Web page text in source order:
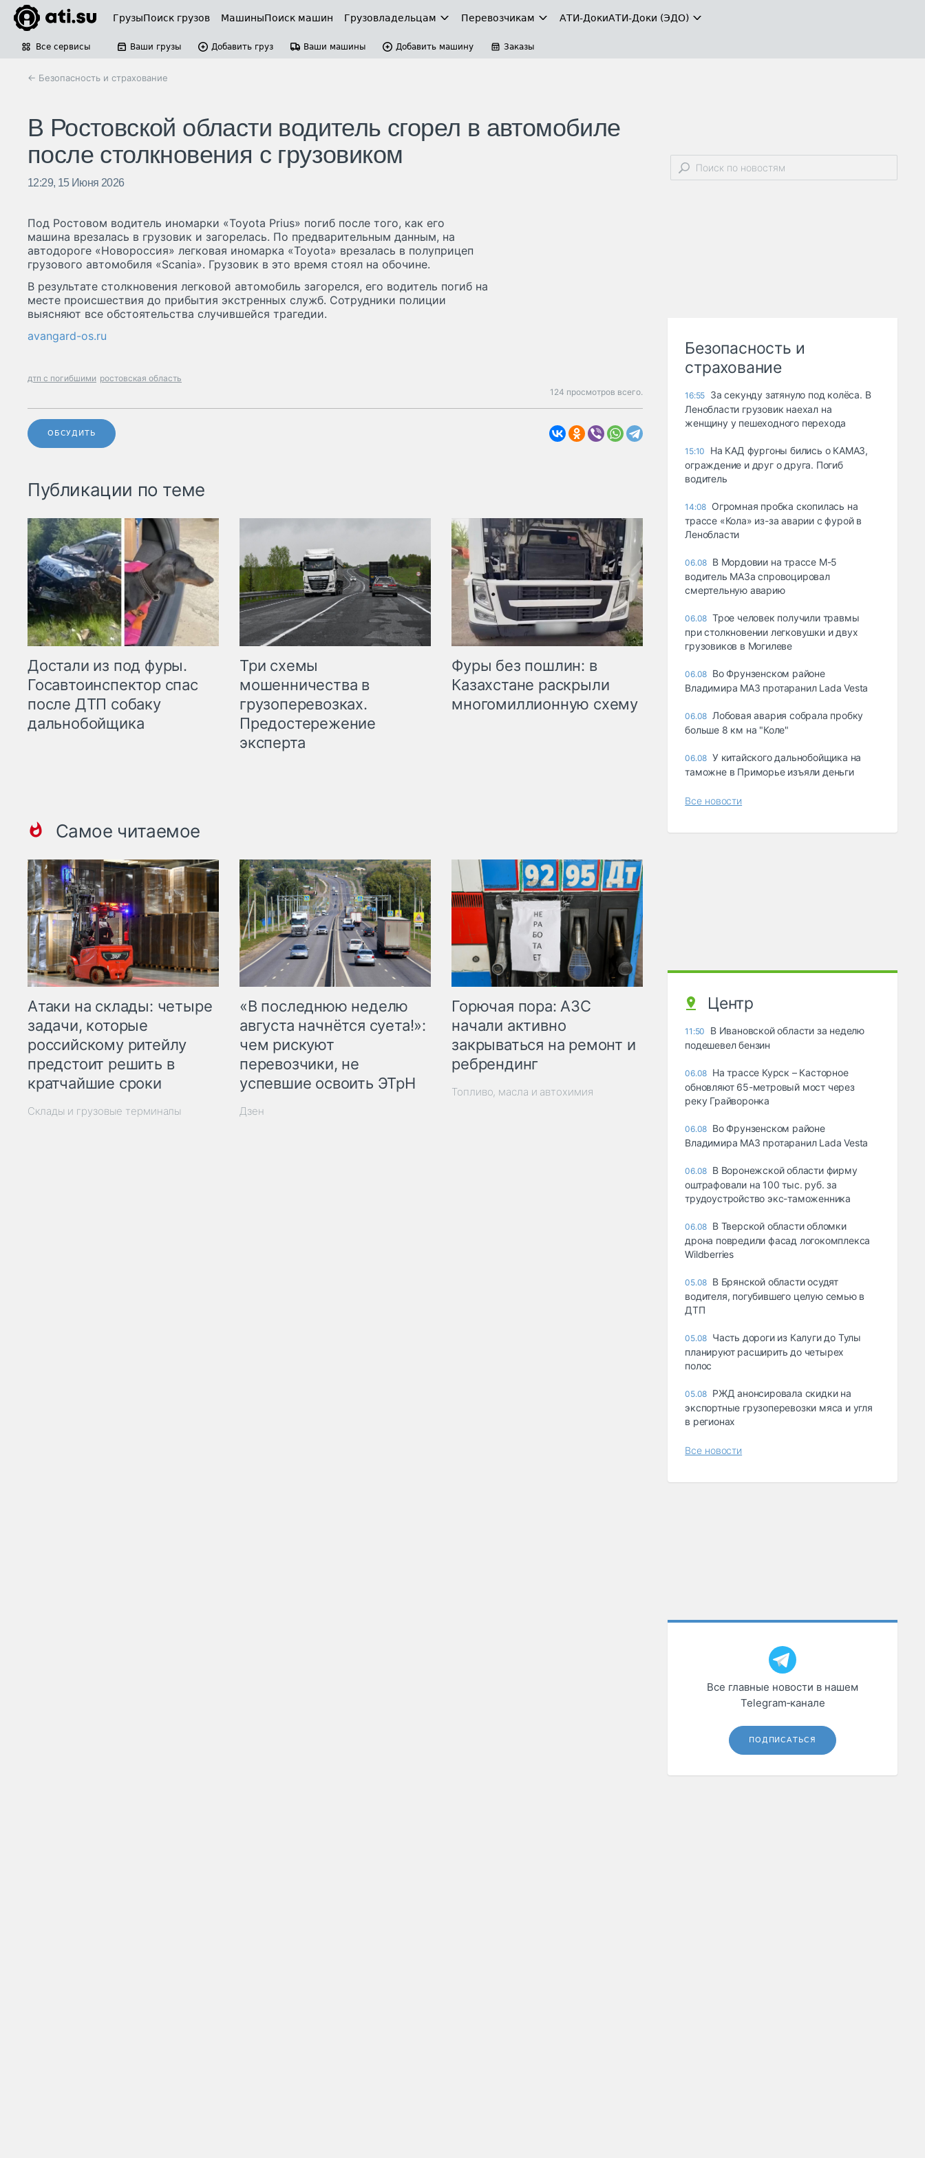
ГрузыПоиск грузов МашиныПоиск машин Грузовладельцам Перевозчикам АТИ-ДокиАТИ-Доки (ЭДО)
Все сервисы Ваши грузы Добавить груз Ваши машины Добавить машину Заказы
← Безопасность и страхование
В Ростовской области водитель сгорел в автомобиле
после столкновения с грузовиком
12:29, 15 Июня 2026
Под Ростовом водитель иномарки «Toyota Prius» погиб после того, как его
машина врезалась в грузовик и загорелась. По предварительным данным, на
автодороге «Новороссия» легковая иномарка «Toyota» врезалась в полуприцеп
грузового автомобиля «Scania». Грузовик в это время стоял на обочине.
В результате столкновения легковой автомобиль загорелся, его водитель погиб на
месте происшествия до прибытия экстренных служб. Сотрудники полиции
выясняют все обстоятельства случившейся трагедии.
avangard-os.ru
дтп с погибшими ростовская область
124 просмотров всего.
ОБСУДИТЬ
Публикации по теме
Достали из под фуры.
Госавтоинспектор спас
после ДТП собаку
дальнобойщика
Три схемы
мошенничества в
грузоперевозках.
Предостережение
эксперта
Фуры без пошлин: в
Казахстане раскрыли
многомиллионную схему
Самое читаемое
Атаки на склады: четыре
задачи, которые
российскому ритейлу
предстоит решить в
кратчайшие сроки
Склады и грузовые терминалы
«В последнюю неделю
августа начнётся суета!»:
чем рискуют
перевозчики, не
успевшие освоить ЭТрН
Дзен
Горючая пора: АЗС
начали активно
закрываться на ремонт и
ребрендинг
Топливо, масла и автохимия
Безопасность и
страхование
16:55 За секунду затянуло под колёса. В
Ленобласти грузовик наехал на
женщину у пешеходного перехода
15:10
На КАД фургоны бились о КАМАЗ,
ограждение и друг о друга. Погиб
водитель
14:08 Огромная пробка скопилась на
трассе «Кола» из-за аварии с фурой в
Ленобласти
06.08 В Мордовии на трассе М-5
водитель МАЗа спровоцировал
смертельную аварию
06.08 Трое человек получили травмы
при столкновении легковушки и двух
грузовиков в Могилеве
06.08 Во Фрунзенском районе
Владимира МАЗ протаранил Lada Vesta
06.08 Лобовая авария собрала пробку
больше 8 км на "Коле"
06.08 У китайского дальнобойщика на
таможне в Приморье изъяли деньги
Все новости
Центр
11:50
В Ивановской области за неделю
подешевел бензин
06.08 На трассе Курск – Касторное
обновляют 65-метровый мост через
реку Грайворонка
06.08 Во Фрунзенском районе
Владимира МАЗ протаранил Lada Vesta
06.08 В Воронежской области фирму
оштрафовали на 100 тыс. руб. за
трудоустройство экс-таможенника
06.08 В Тверской области обломки
дрона повредили фасад логокомплекса
Wildberries
05.08 В Брянской области осудят
водителя, погубившего целую семью в
ДТП
05.08 Часть дороги из Калуги до Тулы
планируют расширить до четырех
полос
05.08 РЖД анонсировала скидки на
экспортные грузоперевозки мяса и угля
в регионах
Все новости
Все главные новости в нашем
Telegram‑канале
ПОДПИСАТЬСЯ